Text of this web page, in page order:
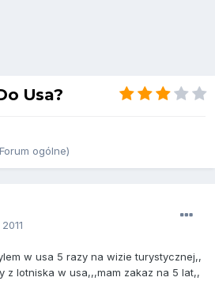
Usa?
ogólne)
w usa 5 razy na wizie turystycznej,,
z lotniska w usa,,,mam zakaz na 5 lat,,